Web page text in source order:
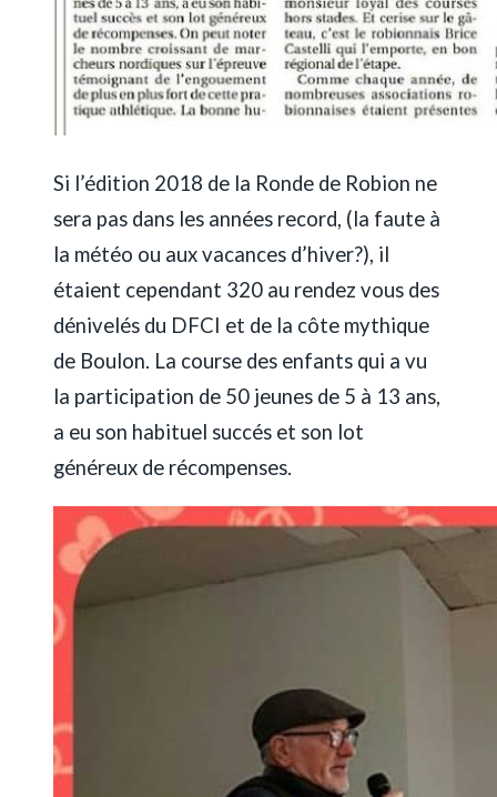
Si l’édition 2018 de la Ronde de Robion ne
sera pas dans les années record, (la faute à
la météo ou aux vacances d’hiver?), il
étaient cependant 320 au rendez vous des
dénivelés du DFCI et de la côte mythique
de Boulon. La course des enfants qui a vu
la participation de 50 jeunes de 5 à 13 ans,
a eu son habituel succés et son lot
généreux de récompenses.